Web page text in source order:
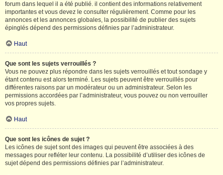
forum dans lequel il a été publié. il contient des informations relativement
importantes et vous devez le consulter régulièrement. Comme pour les
annonces et les annonces globales, la possibilité de publier des sujets
épinglés dépend des permissions définies par l’administrateur.
Haut
Que sont les sujets verrouillés ?
Vous ne pouvez plus répondre dans les sujets verrouillés et tout sondage y
étant contenu est alors terminé. Les sujets peuvent être verrouillés pour
différentes raisons par un modérateur ou un administrateur. Selon les
permissions accordées par l’administrateur, vous pouvez ou non verrouiller
vos propres sujets.
Haut
Que sont les icônes de sujet ?
Les icônes de sujet sont des images qui peuvent être associées à des
messages pour refléter leur contenu. La possibilité d’utiliser des icônes de
sujet dépend des permissions définies par l’administrateur.